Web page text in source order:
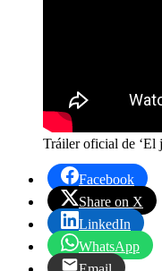
Tráiler oficial de ‘El
Facebook
Share on X
LinkedIn
WhatsApp